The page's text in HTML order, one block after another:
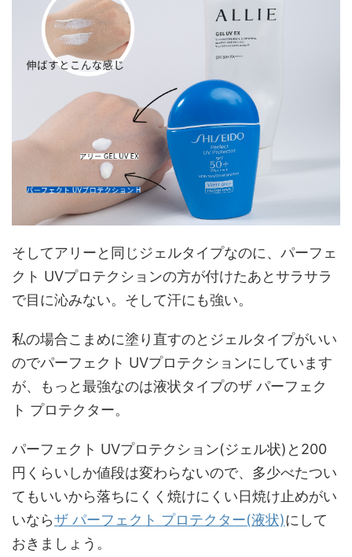
そしてアリーと同じジェルタイプなのに、パーフェ
クト UVプロテクションの方が付けたあとサラサラ
で目に沁みない。そして汗にも強い。
私の場合こまめに塗り直すのとジェルタイプがいい
のでパーフェクト UVプロテクションにしています
が、もっと最強なのは液状タイプのザ パーフェク
ト プロテクター。
パーフェクト UVプロテクション(ジェル状)と200
円くらいしか値段は変わらないので、多少べたつい
てもいいから落ちにくく焼けにくい日焼け止めがい
いならザ パーフェクト プロテクター(液状)にして
おきましょう。